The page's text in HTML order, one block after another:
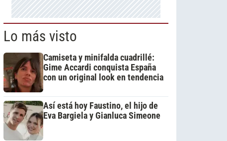
Lo más visto
Camiseta y minifalda cuadrillé:
Gime Accardi conquista España
con un original look en tendencia
Así está hoy Faustino, el hijo de
Eva Bargiela y Gianluca Simeone